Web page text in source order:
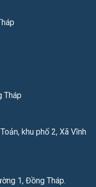
Tháp
khu phố 2, Xã Vĩnh
1, Đồng Tháp.